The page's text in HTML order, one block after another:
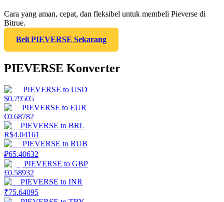
Cara yang aman, cepat, dan fleksibel untuk membeli Pieverse di
Bitrue.
Beli PIEVERSE Sekarang
PIEVERSE Konverter
PIEVERSE to USD
$0.79505
PIEVERSE to EUR
€0.68782
PIEVERSE to BRL
R$4.04161
PIEVERSE to RUB
₽65.40632
PIEVERSE to GBP
£0.58932
PIEVERSE to INR
₹75.64095